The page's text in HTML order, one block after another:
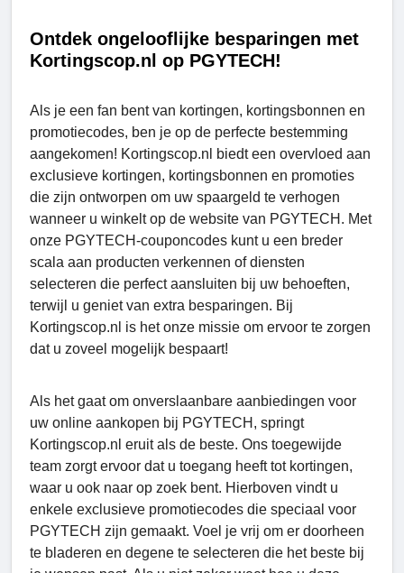
Ontdek ongelooflijke besparingen met
Kortingscop.nl op PGYTECH!
Als je een fan bent van kortingen, kortingsbonnen en
promotiecodes, ben je op de perfecte bestemming
aangekomen! Kortingscop.nl biedt een overvloed aan
exclusieve kortingen, kortingsbonnen en promoties
die zijn ontworpen om uw spaargeld te verhogen
wanneer u winkelt op de website van PGYTECH. Met
onze PGYTECH-couponcodes kunt u een breder
scala aan producten verkennen of diensten
selecteren die perfect aansluiten bij uw behoeften,
terwijl u geniet van extra besparingen. Bij
Kortingscop.nl is het onze missie om ervoor te zorgen
dat u zoveel mogelijk bespaart!
Als het gaat om onverslaanbare aanbiedingen voor
uw online aankopen bij PGYTECH, springt
Kortingscop.nl eruit als de beste. Ons toegewijde
team zorgt ervoor dat u toegang heeft tot kortingen,
waar u ook naar op zoek bent. Hierboven vindt u
enkele exclusieve promotiecodes die speciaal voor
PGYTECH zijn gemaakt. Voel je vrij om er doorheen
te bladeren en degene te selecteren die het beste bij